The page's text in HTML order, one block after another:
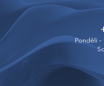
Pondělí -